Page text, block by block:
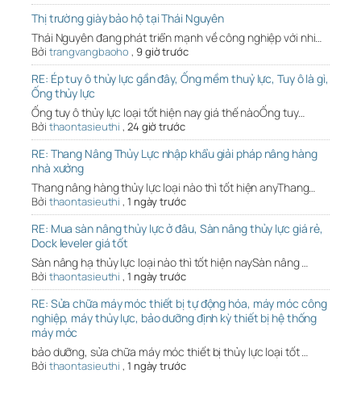
Thị trường giày bảo hộ tại Thái Nguyên
Thái Nguyên đang phát triển mạnh về công nghiệp với nhi…
Bởi trangvangbaoho , 9 giờ trước
RE: Ép tuy ô thủy lực gần đây, Ống mềm thuỷ lực, Tuy ô là gì,
Ống thủy lực
Ống tuy ô thủy lực loại tốt hiện nay giá thế nàoỐng tuy…
Bởi thaontasieuthi , 24 giờ trước
RE: Thang Nâng Thủy Lực nhập khẩu giải pháp nâng hàng
nhà xưởng
Thang nâng hàng thủy lực loại nào thì tốt hiện anyThang…
Bởi thaontasieuthi , 1 ngày trước
RE: Mua sàn nâng thủy lực ở đâu, Sàn nâng thủy lực giá rẻ,
Dock leveler giá tốt
Sàn nâng hạ thủy lực loại nào thì tốt hiện naySàn nâng …
Bởi thaontasieuthi , 1 ngày trước
RE: Sửa chữa máy móc thiết bị tự động hóa, máy móc công
nghiệp, máy thủy lực, bảo dưỡng định kỳ thiết bị hệ thống
máy móc
bảo dưỡng, sửa chữa máy móc thiết bị thủy lực loại tốt …
Bởi thaontasieuthi , 1 ngày trước